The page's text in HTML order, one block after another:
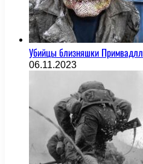
Убийцы близняшки Примвадлл
06.11.2023